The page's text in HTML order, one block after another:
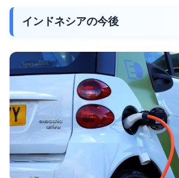
インドネシアの今後